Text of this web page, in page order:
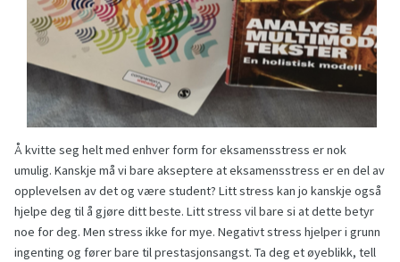
Å kvitte seg helt med enhver form for eksamensstress er nok
umulig. Kanskje må vi bare akseptere at eksamensstress er en del av
opplevelsen av det og være student? Litt stress kan jo kanskje også
hjelpe deg til å gjøre ditt beste. Litt stress vil bare si at dette betyr
noe for deg. Men stress ikke for mye. Negativt stress hjelper i grunn
ingenting og fører bare til prestasjonsangst. Ta deg et øyeblikk, tell